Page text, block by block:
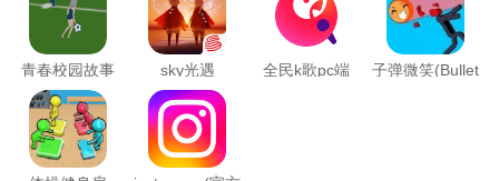
青春校园故事 sky光遇 全民k歌pc端
子弹微笑(Bullet